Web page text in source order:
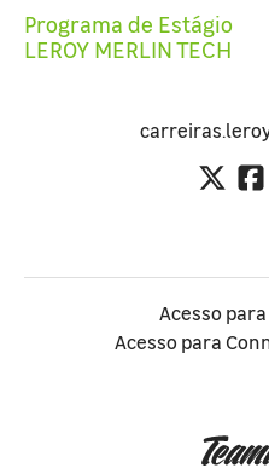
Programa de Estágio
LEROY MERLIN TECH
Acesso
Acesso para